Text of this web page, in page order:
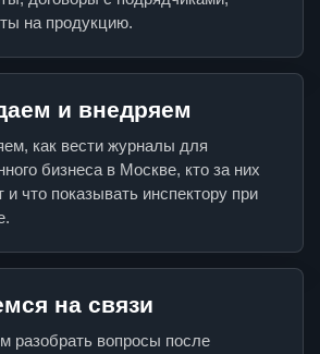
на продукцию.
и внедряем
как вести журналы для
бизнеса в Москве, кто за них
и что показывать инспектору при
на связи
разобрать вопросы после